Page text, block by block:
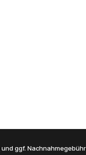
und ggf.